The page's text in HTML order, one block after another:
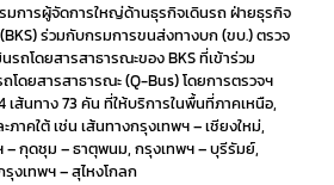
การผู้จัดการใหญ่ด้านธุรกิจเดินรถ ฝ่ายธุรกิจ
ร่วมกับกรมการขนส่งทางบก (ขบ.) ตรวจ
รถโดยสารสาธารณะของ BKS ที่เข้าร่วม
โดยสารสาธารณะ (Q-Bus) โดยการตรวจฯ
เส้นทาง 73 คัน ที่ให้บริการในพื้นที่ภาคเหนือ,
ภาคใต้ เช่น เส้นทางกรุงเทพฯ – เชียงใหม่,
– กุดชุม – ธาตุพนม, กรุงเทพฯ – บุรีรัมย์,
งเทพฯ – สุไหงโกลก